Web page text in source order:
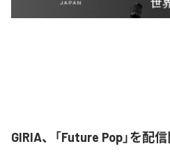
GIRIA、「Future Pop」を配